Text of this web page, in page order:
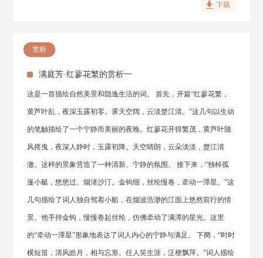
下载
赏析
满庭芳·红蓼花繁的赏析一
这是一首描绘自然美景和隐逸生活的词。 首先，开篇“红蓼花繁，
黄芦叶乱，夜深玉露初零。霁天空阔，云淡楚江清。”这几句以生动
的笔触描绘了一个宁静而美丽的夜晚。红蓼花开得繁茂，黄芦叶随
风摇曳，夜深人静时，玉露初降。天空晴朗，云朵淡淡，楚江清
澈。这样的景象营造了一种清新、宁静的氛围。 接下来，“独棹孤
篷小艇，悠悠过、烟渚沙汀。金钩细，丝纶慢卷，牵动一潭星。”这
几句描绘了词人独自驾着小船，在烟波浩渺的江面上悠然前行的情
景。他手持金钩，慢慢卷起丝纶，仿佛牵动了满潭的星光。这里
的“牵动一潭星”形象地表达了词人内心的宁静与满足。 下阕，“时时
横短笛，清风皓月，相与忘形。任人笑生涯，泛梗飘萍。”词人描绘